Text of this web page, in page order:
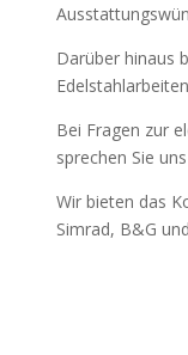
Darüber hinaus
Bei Fragen zur
sprechen Sie
Wir bieten das
Simrad, B&G